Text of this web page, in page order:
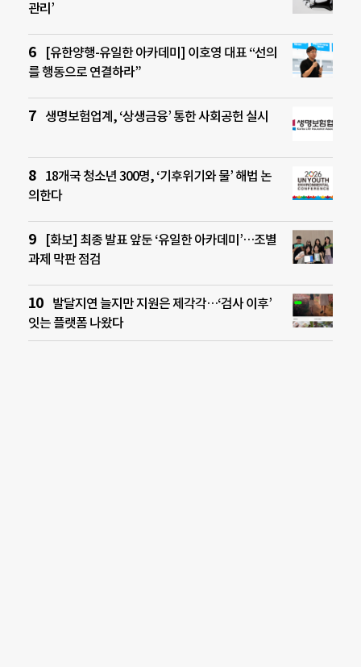
관리’
[유한양행-유일한 아카데미] 이호영 대표 “선의
를 행동으로 연결하라”
생명보험업계, ‘상생금융’ 통한 사회공헌 실시
18개국 청소년 300명, ‘기후위기와 물’ 해법 논
의한다
[화보] 최종 발표 앞둔 ‘유일한 아카데미’…조별
과제 막판 점검
발달지연 늘지만 지원은 제각각…‘검사 이후’
잇는 플랫폼 나왔다